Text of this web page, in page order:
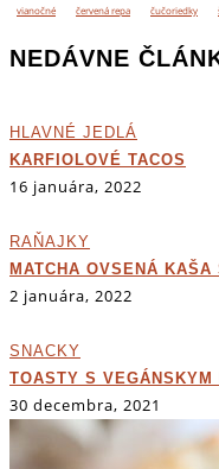
vianočné červená repa čučoriedky
NEDÁVNE
HLAVNÉ JEDLÁ
KARFIOLOVÉ TACOS
16 januára, 2022
RAŇAJKY
MATCHA OVSENÁ KAŠA
2 januára, 2022
SNACKY
TOASTY S VEGÁNSKYM
30 decembra, 2021